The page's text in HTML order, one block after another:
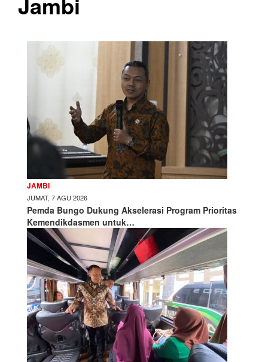
JAMBI
JUMAT, 7 AGU 2026
Pemda Bungo Dukung Akselerasi Program Prioritas
Kemendikdasmen untuk…